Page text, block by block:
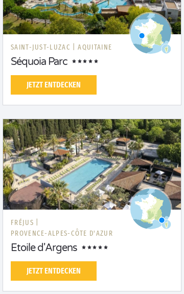
SAINT-JUST-LUZAC | AQUITAINE
Séquoia Parc
JETZT ENTDECKEN
FRÉJUS |
PROVENCE-ALPES-CÔTE D'AZUR
Etoile d'Argens
JETZT ENTDECKEN